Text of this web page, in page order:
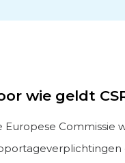
wie geldt
Europese Commissie